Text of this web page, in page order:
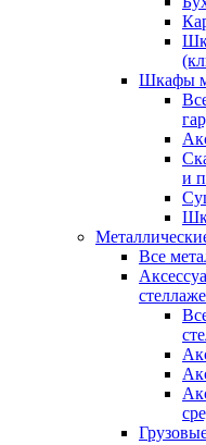
Шкафы
и
Все